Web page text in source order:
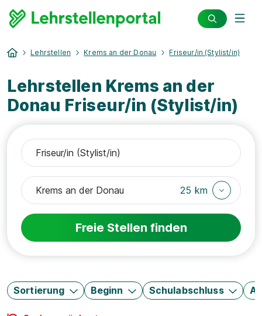
Lehrstellen Krems an der Donau Friseur/in (Stylist/in)
Lehrstellen Krems an der
Donau Friseur/in (Stylist/in)
25 km
Freie Stellen finden
Sortierung Beginn Schulabschluss